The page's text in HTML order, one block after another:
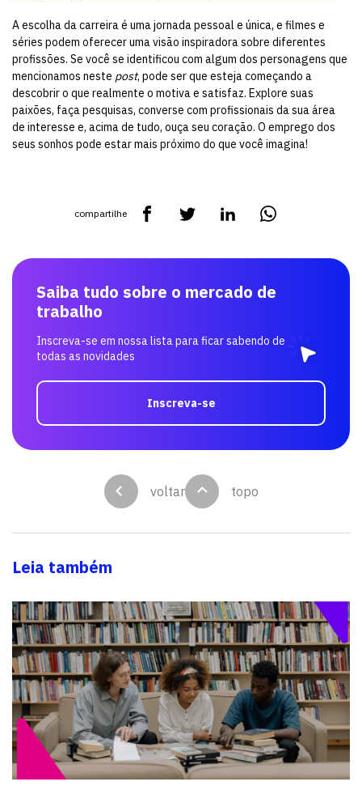
A escolha da carreira é uma jornada pessoal e única, e filmes e
séries podem oferecer uma visão inspiradora sobre diferentes
profissões. Se você se identificou com algum dos personagens que
mencionamos neste post, pode ser que esteja começando a
descobrir o que realmente o motiva e satisfaz. Explore suas
paixões, faça pesquisas, converse com profissionais da sua área
de interesse e, acima de tudo, ouça seu coração. O emprego dos
seus sonhos pode estar mais próximo do que você imagina!
compartilhe
Saiba tudo sobre o mercado de
trabalho
Inscreva-se em nossa lista para ficar sabendo de
todas as novidades
Inscreva-se
voltar topo
Leia também